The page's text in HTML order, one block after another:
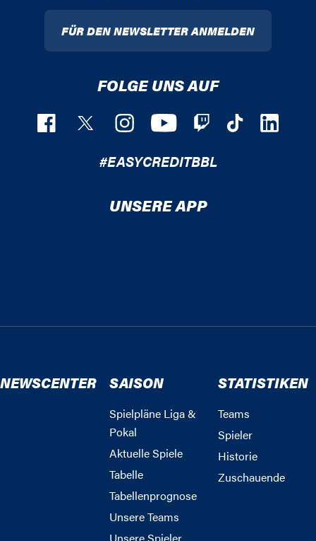
FÜR DEN NEWSLETTER ANMELDEN
FOLGE UNS AUF
#EASYCREDITBBL
UNSERE APP
NEWSCENTER SAISON
Spielpläne Liga &
Pokal
Aktuelle Spiele
Tabelle
Tabellenprognose
Unsere Teams
STATISTIKEN
Teams
Spieler
Historie
Zuschauende